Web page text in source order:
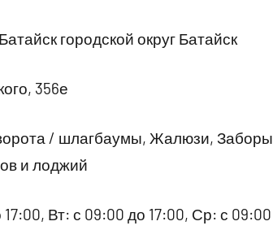
городской округ Батайск
356е
/ шлагбаумы, Жалюзи,
и лоджий
Вт: с 09:00 до 17:00, Ср: с